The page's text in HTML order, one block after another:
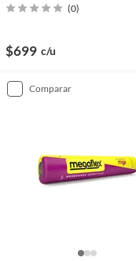
(0)
$699 c/u
comparar